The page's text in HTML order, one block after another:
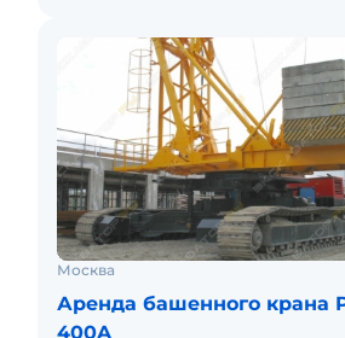
Москва
Аренда башенного крана
400A